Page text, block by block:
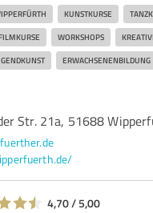
KUNSTKURSE
WORKSHOPS
ERWACHSENENBILDUNG
Str. 21a, 51688
4,70 / 5,00